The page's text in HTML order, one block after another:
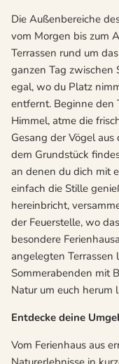
Die Außenbereiche
vom Morgen bis zum
Terrassen rund um
ganzen Tag zwischen
egal, wo du Platz
entfernt. Beginne den
Himmel, atme die
Gesang der Vögel
dem Grundstück
an denen du dich mit
einfach die Stille
hereinbricht,
der Feuerstelle, wo
besondere
angelegten Terrassen
Sommerabenden mit
Natur um euch herum
Entdecke deine
Vom Ferienhaus aus